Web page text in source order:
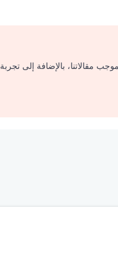
مقالاتنا، بالإضافة إلى